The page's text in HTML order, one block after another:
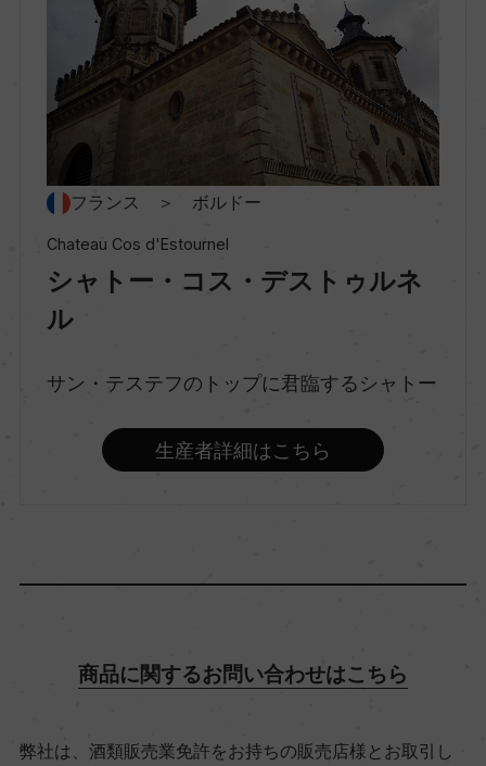
スティルワイン
味わい
フルボディ
品種（原材料）
ベルネ・フラン 1%/プティ・ヴェルド 1%
ビオ情報・認証機関
フランス ＞ ボルドー
Chateau Cos d'Estournel
シャトー・コス・デストゥルネ
ル
サン・テステフのトップに君臨するシャトー
生産者詳細はこちら
商品に関するお問い合わせはこちら
弊社は、酒類販売業免許をお持ちの販売店様とお取引し